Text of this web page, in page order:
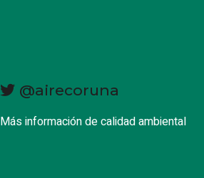
@airecoruna
Más información de calidad ambiental